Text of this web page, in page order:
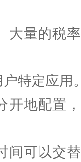
大量的税
特定应用
开地配置
间可以交